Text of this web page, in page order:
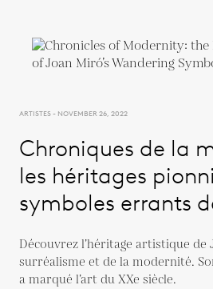
ARTISTES - NOVEMBER 26, 2022
Chroniques de la
les héritages
symboles errants
Découvrez l’héritage artistique
surréalisme et de la modernité.
a marqué l’art du XXe siècle.